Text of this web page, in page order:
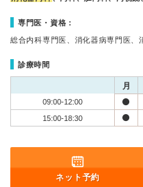
専門医・資格：
総合内科専門医、消化器病専門医、
診療時間
月
09:00-12:00
15:00-18:30
ネット予約